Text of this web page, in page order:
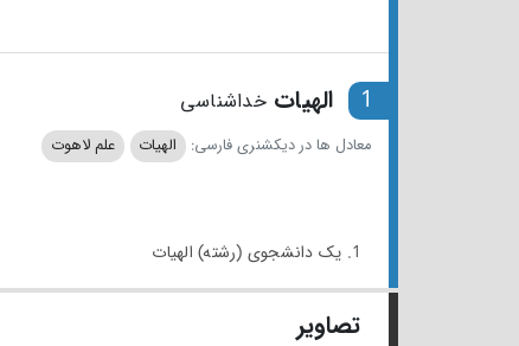
1 الهیاتخداشناسی
معادل ها در دیکشنری فارسی: الهیات علم لاهوت
1. یک دانشجوی (رشته) الهیات
تصاویر